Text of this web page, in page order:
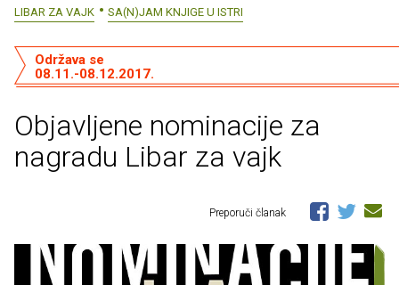
LIBAR ZA VAJK
SA(N)JAM KNJIGE U ISTRI
Objavljene nominacije za
nagradu Libar za vajk
Održava se
08.11.-08.12.2017.
Preporuči članak